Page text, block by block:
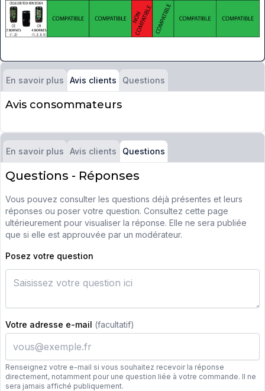
En savoir plus Avis clients Questions
Avis consommateurs
En savoir plus Avis clients Questions
Questions - Réponses
Vous pouvez consulter les questions déjà présentes et leurs
réponses ou poser votre question. Consultez cette page
ultérieurement pour visualiser la réponse. Elle ne sera publiée
que si elle est approuvée par un modérateur.
Posez votre question
Votre adresse e-mail (facultatif)
Renseignez votre e-mail si vous souhaitez recevoir la réponse
directement, notamment pour une question liée à votre commande. Il ne
sera jamais affiché publiquement.